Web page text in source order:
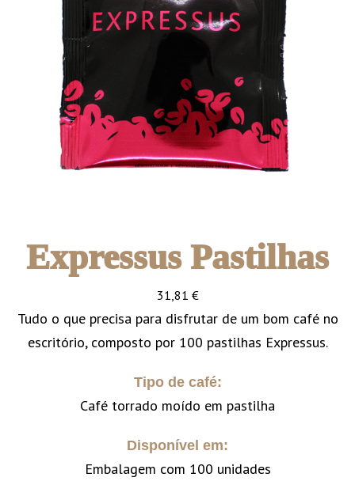
Expressus Pastilhas
31,81 €
Tudo o que precisa para disfrutar de um bom café no
escritório, composto por 100 pastilhas Expressus.
Tipo de café:
Café torrado moído em pastilha
Disponível em:
Embalagem com 100 unidades